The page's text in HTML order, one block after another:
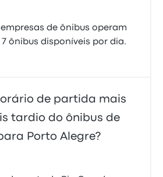
de ônibus operam
ônibus disponíveis por dia.
de partida mais
tardio do ônibus de
Porto Alegre?